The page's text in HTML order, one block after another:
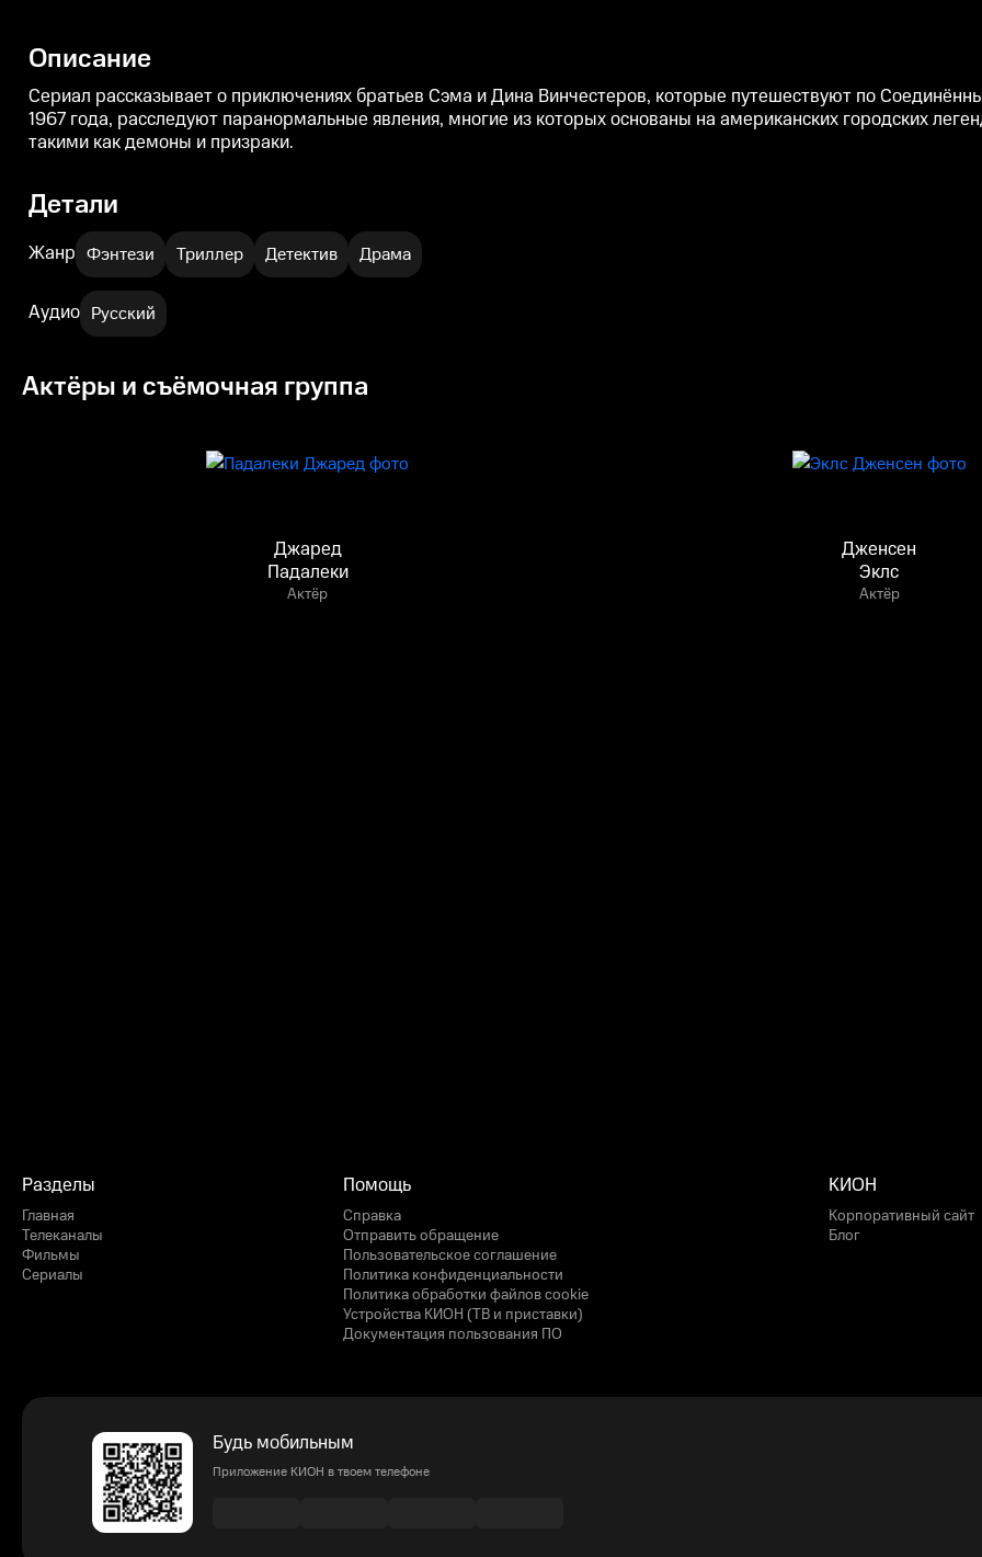
Описание
Сериал рассказывает о приключениях братьев Сэма и Дина Винчестеров, которые путешествуют по
1967 года, расследуют паранормальные явления, многие из которых основаны на американских городских
такими как демоны и призраки.
Детали
Жанр Фэнтези Триллер Детектив Драма
Аудио Русский
Актёры и съёмочная группа
Джаред
Падалеки
Актёр
Дженсен
Эклс
Актёр
Разделы
Главная
Телеканалы
Фильмы
Сериалы
Помощь
Справка
Отправить обращение
Пользовательское соглашение
Политика конфиденциальности
Политика обработки файлов cookie
Устройства КИОН (ТВ и приставки)
Документация пользования ПО
КИОН
Корпоративный сайт
Блог
Будь мобильным
Приложение КИОН в твоем телефоне